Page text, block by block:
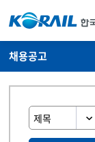
채용공고